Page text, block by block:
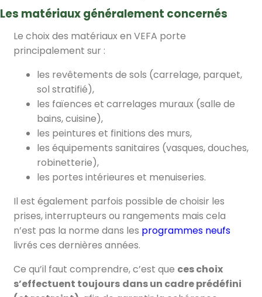
Les matériaux généralement concernés
Le choix des matériaux en VEFA porte
principalement sur :
les revêtements de sols (carrelage, parquet,
sol stratifié),
les faïences et carrelages muraux (salle de
bains, cuisine),
les peintures et finitions des murs,
les équipements sanitaires (vasques, douches,
robinetterie),
les portes intérieures et menuiseries.
Il est également parfois possible de choisir les
prises, interrupteurs ou rangements mais cela
n’est pas la norme dans les programmes neufs
livrés ces dernières années.
Ce qu’il faut comprendre, c’est que ces choix
s’effectuent toujours dans un cadre prédéfini